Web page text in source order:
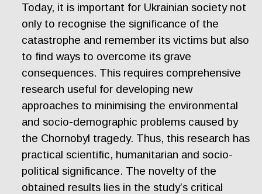
Today, it is important for Ukrainian society not
only to recognise the significance of the
catastrophe and remember its victims but also
to find ways to overcome its grave
consequences. This requires comprehensive
research useful for developing new
approaches to minimising the environmental
and socio-demographic problems caused by
the Chornobyl tragedy. Thus, this research has
practical scientific, humanitarian and socio-
political significance. The novelty of the
obtained results lies in the study’s critical